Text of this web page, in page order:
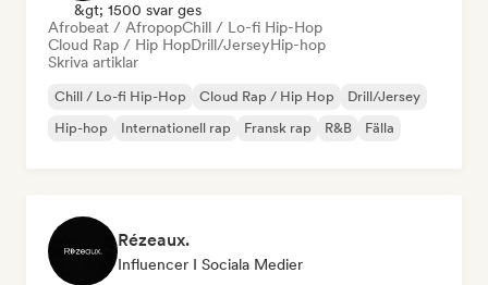
&gt; 1500 svar ges
Afrobeat / AfropopChill / Lo-fi Hip-Hop
Cloud Rap / Hip HopDrill/JerseyHip-hop
Skriva artiklar
Chill / Lo-fi Hip-Hop Cloud Rap / Hip Hop
Drill/Jersey
Hip-hop
Internationell rap Fransk rap R&B Fälla
Rézeaux.
Influencer I Sociala Medier